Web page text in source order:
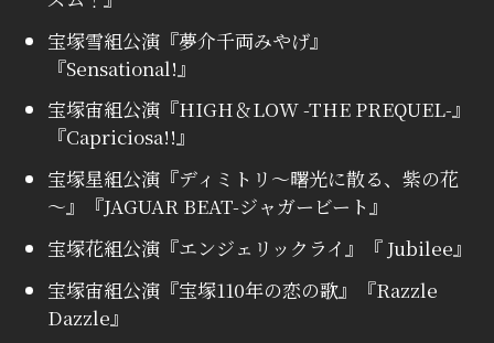
宝塚雪組公演『夢介千両みやげ』
『Sensational!』
宝塚宙組公演『HIGH＆LOW -THE PREQUEL-』
『Capriciosa!!』
宝塚星組公演『ディミトリ～曙光に散る、紫の花
～』『JAGUAR BEAT-ジャガービート』
宝塚花組公演『エンジェリックライ』『 Jubilee』
宝塚宙組公演『宝塚110年の恋の歌』『Razzle
Dazzle』